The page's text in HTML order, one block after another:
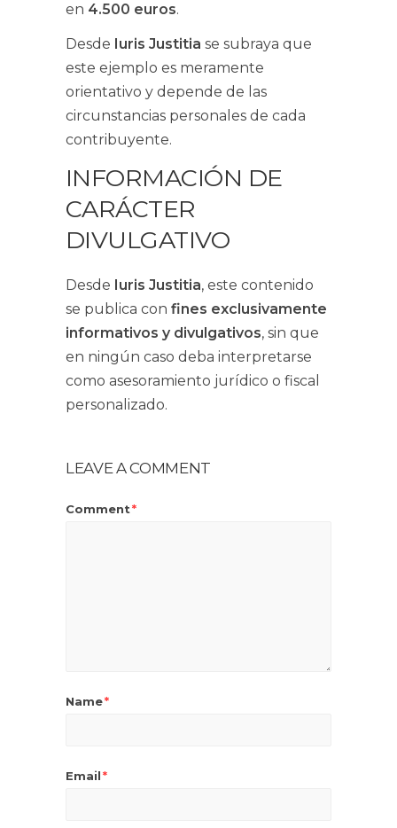
en 4.500 euros.
Desde Iuris Justitia se subraya que
este ejemplo es meramente
orientativo y depende de las
circunstancias personales de cada
contribuyente.
INFORMACIÓN DE
CARÁCTER
DIVULGATIVO
Desde Iuris Justitia, este contenido
se publica con fines exclusivamente
informativos y divulgativos, sin que
en ningún caso deba interpretarse
como asesoramiento jurídico o fiscal
personalizado.
LEAVE A COMMENT
Comment*
Name*
Email*